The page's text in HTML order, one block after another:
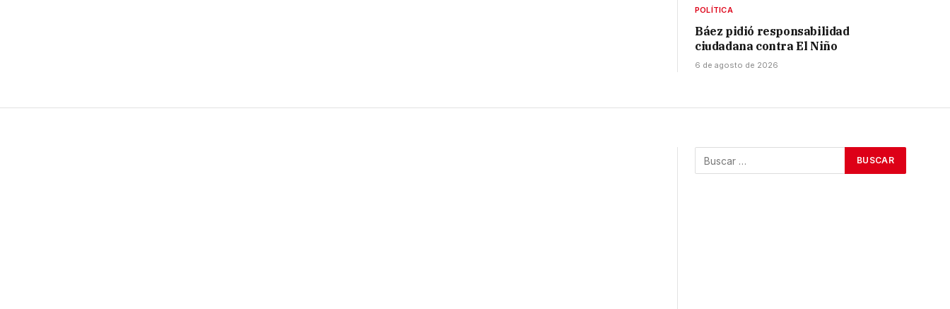
POLÍTICA
Báez pidió responsabilidad
ciudadana contra El Niño
6 de agosto de 2026